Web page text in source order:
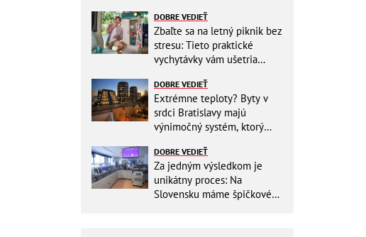
DOBRE VEDIEŤ
Zbaľte sa na letný piknik bez
stresu: Tieto praktické
vychytávky vám ušetria
DOBRE VEDIEŤ
Extrémne teploty? Byty v
srdci Bratislavy majú
výnimočný systém, ktorý
DOBRE VEDIEŤ
Za jedným výsledkom je
unikátny proces: Na
Slovensku máme špičkové